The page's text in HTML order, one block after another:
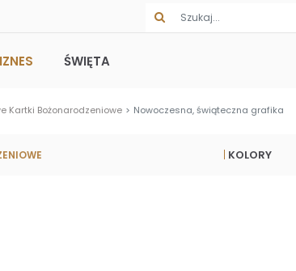
ŚWIĘTA
Kartki Bożonarodzeniowe Nowoczesna, świąteczna grafika
KOLORY